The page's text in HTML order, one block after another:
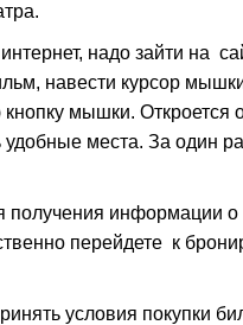
надо зайти на
навести курсор
мышки. Откроется
места. За один
получения информации о
перейдете к
условия покупки